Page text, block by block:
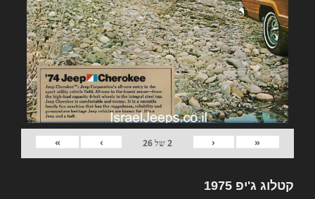
«
‹
2של26
›
»
קטלוג ג'יפ 1975